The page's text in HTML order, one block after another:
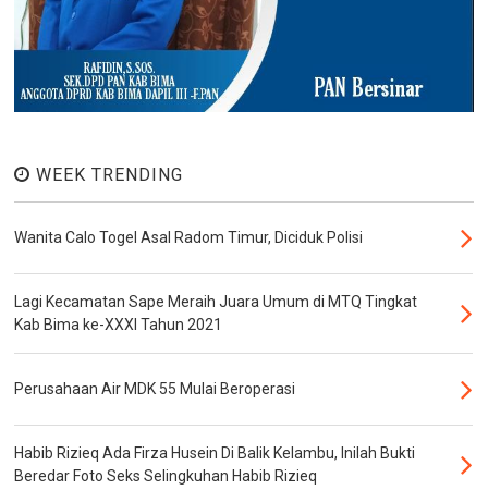
WEEK TRENDING
Wanita Calo Togel Asal Radom Timur, Diciduk Polisi
Lagi Kecamatan Sape Meraih Juara Umum di MTQ Tingkat
Kab Bima ke-XXXI Tahun 2021
Perusahaan Air MDK 55 Mulai Beroperasi
Habib Rizieq Ada Firza Husein Di Balik Kelambu, Inilah Bukti
Beredar Foto Seks Selingkuhan Habib Rizieq